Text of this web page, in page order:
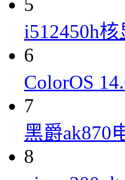
i512450h
6
ColorOS
7
黑爵ak870
8